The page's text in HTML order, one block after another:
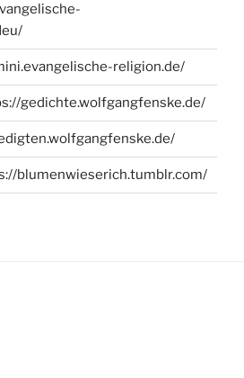
religion.de/
gedichte.wolfgangfenske.de/
blumenwieserich.tumblr.com/